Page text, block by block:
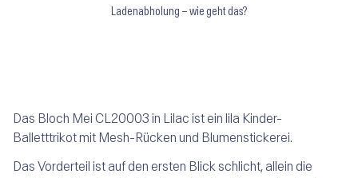
Ladenabholung – wie geht das?
Das Bloch Mei CL20003 in Lilac ist ein lila Kinder-
Balletttrikot mit Mesh-Rücken und Blumenstickerei.
Das Vorderteil ist auf den ersten Blick schlicht, allein die